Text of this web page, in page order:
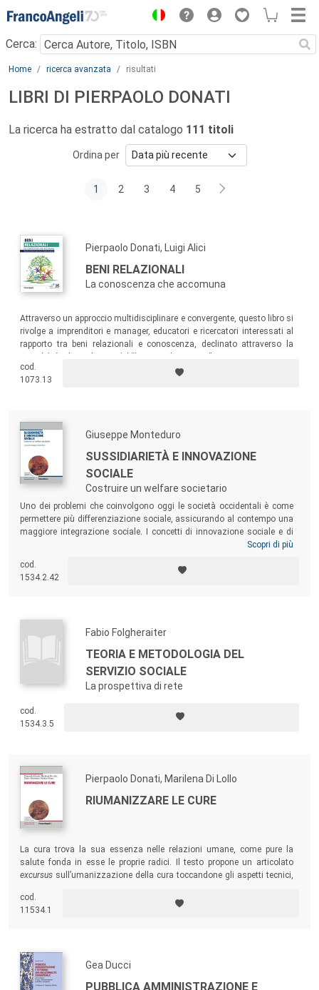
Menu
Cerca:
Main content
Home ricerca avanzata risultati
LIBRI DI PIERPAOLO DONATI
La ricerca ha estratto dal catalogo 111 titoli
Ordina per
1 2 3 4 5
Pierpaolo Donati, Luigi Alici
BENI RELAZIONALI
La conoscenza che accomuna
Attraverso un approccio multidisciplinare e convergente, questo libro si
rivolge a imprenditori e manager, educatori e ricercatori interessati al
rapporto tra beni relazionali e conoscenza, declinato attraverso la
cod.
1073.13
Giuseppe Monteduro
SUSSIDIARIETÀ E INNOVAZIONE
SOCIALE
Costruire un welfare societario
Uno dei problemi che coinvolgono oggi le società occidentali è come
permettere più differenziazione sociale, assicurando al contempo una
maggiore integrazione sociale. I concetti di innovazione sociale e di
sussidiarietà rappresentano due chiavi di volta per affrontare e
approfondiscono l’analisi dei concetti, presentano esempi della loro
applicazione a livello locale e offrono suggerimenti per la loro
Scopri di più
cod.
1534.2.42
Fabio Folgheraiter
TEORIA E METODOLOGIA DEL
SERVIZIO SOCIALE
La prospettiva di rete
cod.
1534.3.5
Pierpaolo Donati, Marilena Di Lollo
RIUMANIZZARE LE CURE
La cura trova la sua essenza nelle relazioni umane, come pure la
salute fonda in esse le proprie radici. Il testo propone un articolato
excursus sull’umanizzazione della cura toccandone gli aspetti tecnici,
cod.
11534.1
Gea Ducci
PUBBLICA AMMINISTRAZIONE E